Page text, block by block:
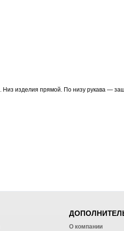
Низ изделия прямой. По низу рукава —
О компании